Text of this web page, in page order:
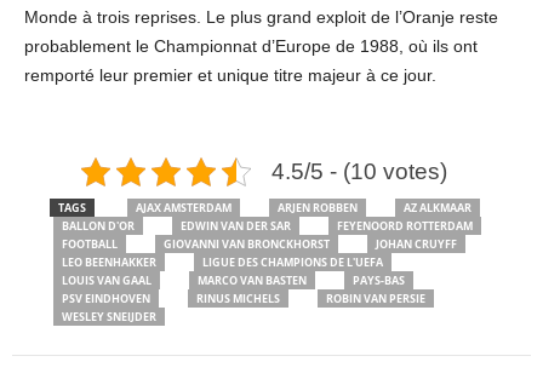
Monde à trois reprises. Le plus grand exploit de l’Oranje reste
probablement le Championnat d’Europe de 1988, où ils ont
remporté leur premier et unique titre majeur à ce jour.
4.5/5 - (10 votes)
TAGS AJAX AMSTERDAM ARJEN ROBBEN
AZ ALKMAAR
BALLON D'OR
EDWIN VAN DER SAR
FEYENOORD ROTTERDAM
FOOTBALL
GIOVANNI VAN BRONCKHORST
JOHAN CRUYFF
LEO BEENHAKKER
LIGUE DES CHAMPIONS DE L'UEFA
LOUIS VAN GAAL
MARCO VAN BASTEN
PAYS-BAS
PSV EINDHOVEN
RINUS MICHELS
ROBIN VAN PERSIE
WESLEY SNEIJDER